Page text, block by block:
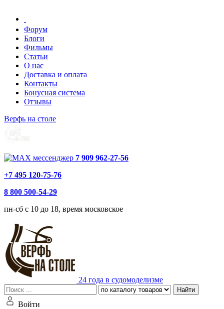
Форум
Блоги
Фильмы
Статьи
О нас
Доставка и оплата
Контакты
Бонусная система
Отзывы
Верфь на столе
7 909 962-27-56
+7 495 120-75-76
8 800 500-54-29
пн-сб с 10 до 18, время московское
24 года в судомоделизме
Найти
Войти